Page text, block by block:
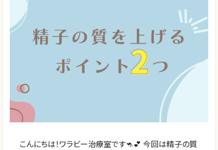
こんにちは！ワラビー治療室です🦘💕 今回は精子の質